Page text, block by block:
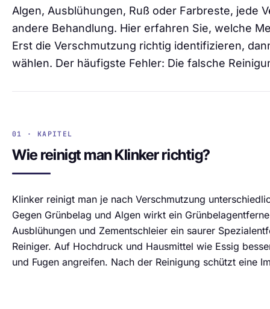
Algen, Ausblühungen, Ruß oder Farbreste, jede
andere Behandlung. Hier erfahren Sie, welche
Erst die Verschmutzung richtig identifizieren,
wählen. Der häufigste Fehler: Die falsche
01 · KAPITEL
Wie reinigt man Klinker richtig?
Klinker reinigt man je nach Verschmutzung
Gegen Grünbelag und Algen wirkt ein
Ausblühungen und Zementschleier ein saurer
Reiniger. Auf Hochdruck und Hausmittel wie Essig
und Fugen angreifen. Nach der Reinigung schützt eine